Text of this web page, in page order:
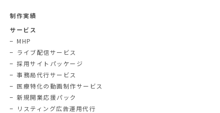
制作実績
サービス
MHP
ライブ配信サービス
採用サイトパッケージ
事務局代行サービス
医療特化の動画制作サービス
新規開業応援パック
リスティング広告運用代行